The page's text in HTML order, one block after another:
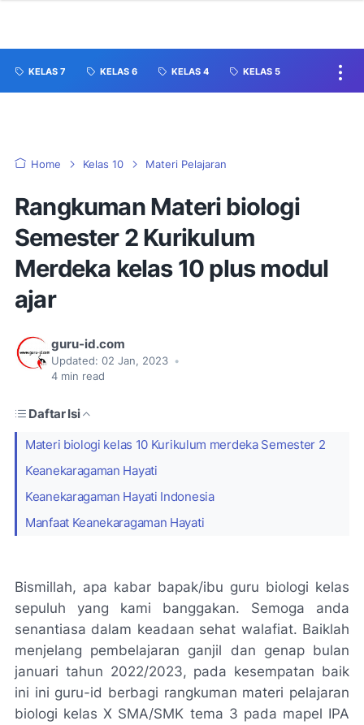
KELAS 7 KELAS 6 KELAS 4 KELAS 5
Home Kelas 10 Materi Pelajaran
Rangkuman Materi biologi
Semester 2 Kurikulum
Merdeka kelas 10 plus modul
ajar
guru-id.com
Updated: 02 Jan, 2023 •
4 min read
Daftar Isi
Materi biologi kelas 10 Kurikulum merdeka Semester 2
Keanekaragaman Hayati
Keanekaragaman Hayati Indonesia
Manfaat Keanekaragaman Hayati
Bismillah, apa kabar bapak/ibu guru biologi kelas
sepuluh yang kami banggakan. Semoga anda
senantiasa dalam keadaan sehat walafiat. Baiklah
menjelang pembelajaran ganjil dan genap bulan
januari tahun 2022/2023, pada kesempatan baik
ini ini guru-id berbagi rangkuman materi pelajaran
biologi kelas X SMA/SMK tema 3 pada mapel IPA